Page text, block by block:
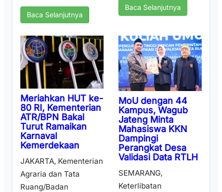
Baca Selanjutnya
Baca Selanjutnya
Meriahkan HUT ke-
80 RI, Kementerian
ATR/BPN Bakal
Turut Ramaikan
Karnaval
Kemerdekaan
JAKARTA, Kementerian
Agraria dan Tata
Ruang/Badan
MoU dengan 44
Kampus, Wagub
Jateng Minta
Mahasiswa KKN
Dampingi
Perangkat Desa
Validasi Data RTLH
SEMARANG,
Keterlibatan